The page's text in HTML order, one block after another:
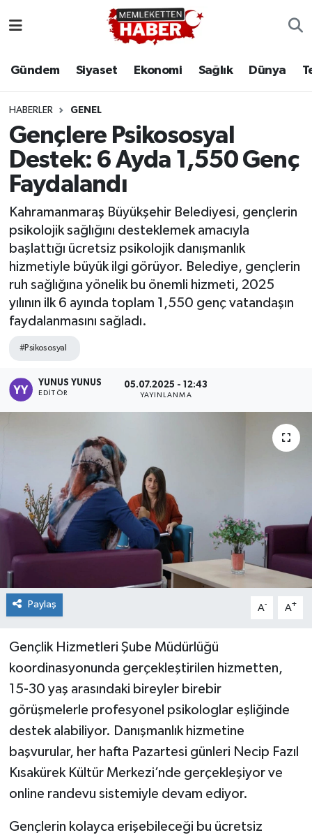
Gündem Siyaset Ekonomi Sağlık Dünya
HABERLER GENEL
Gençlere Psikososyal
Destek: 6 Ayda 1,550 Genç
Faydalandı
Kahramanmaraş Büyükşehir Belediyesi, gençlerin
psikolojik sağlığını desteklemek amacıyla
başlattığı ücretsiz psikolojik danışmanlık
hizmetiyle büyük ilgi görüyor. Belediye, gençlerin
ruh sağlığına yönelik bu önemli hizmeti, 2025
yılının ilk 6 ayında toplam 1,550 genç vatandaşın
faydalanmasını sağladı.
#Psikososyal
YUNUS YUNUS
EDITÖR
05.07.2025 - 12:43
YAYINLANMA
Paylaş A- A+
Gençlik Hizmetleri Şube Müdürlüğü
koordinasyonunda gerçekleştirilen hizmetten,
15-30 yaş arasındaki bireyler birebir
görüşmelerle profesyonel psikologlar eşliğinde
destek alabiliyor. Danışmanlık hizmetine
başvurular, her hafta Pazartesi günleri Necip Fazıl
Kısakürek Kültür Merkezi’nde gerçekleşiyor ve
online randevu sistemiyle devam ediyor.
Gençlerin kolayca erişebileceği bu ücretsiz